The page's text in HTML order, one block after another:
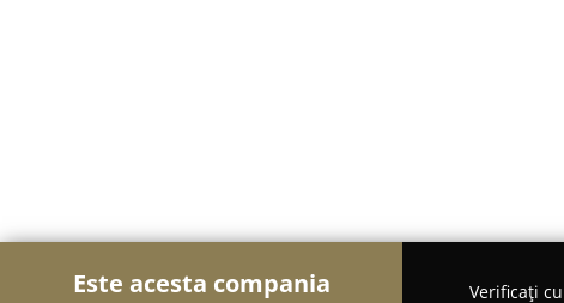
Este acesta compania
Verificați